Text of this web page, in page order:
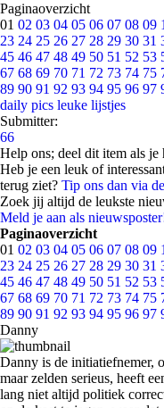
Paginaoverzicht
01 02 03 04 05 06 07 08 09
23 24 25 26 27 28 29 30 31
45 46 47 48 49 50 51 52 53
67 68 69 70 71 72 73 74 75
89 90 91 92 93 94 95 96 97
daily pics leuke lijstjes
Submitter:
66
Help ons; deel dit item als je
Heb je een leuk of
terug ziet? Tip ons dan via
Zoek jij altijd de leukste
Meld je aan als
Paginaoverzicht
01 02 03 04 05 06 07 08 09
23 24 25 26 27 28 29 30 31
45 46 47 48 49 50 51 52 53
67 68 69 70 71 72 73 74 75
89 90 91 92 93 94 95 96 97
Danny
Danny is de initiatiefnemer,
maar zelden serieus, heeft
lang niet altijd politiek